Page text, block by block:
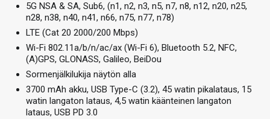
5G NSA & SA, Sub6, (n1, n2, n3, n5, n7, n8, n12, n20, n25,
n28, n38, n40, n41, n66, n75, n77, n78)
LTE (Cat 20 2000/200 Mbps)
Wi-Fi 802.11a/b/n/ac/ax (Wi-Fi 6), Bluetooth 5.2, NFC,
(A)GPS, GLONASS, Galileo, BeiDou
Sormenjälkilukija näytön alla
3700 mAh akku, USB Type-C (3.2), 45 watin pikalataus, 15
watin langaton lataus, 4,5 watin käänteinen langaton
lataus, USB PD 3.0